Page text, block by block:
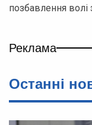
позбавлення волі
Реклама
Останні